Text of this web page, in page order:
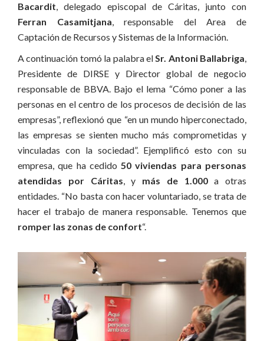
Bacardit, delegado episcopal de Cáritas, junto con
Ferran Casamitjana, responsable del Area de
Captación de Recursos y Sistemas de la Información.
A continuación tomó la palabra elSr. Antoni Ballabriga,
Presidente de DIRSE y Director global de negocio
responsable de BBVA. Bajo el lema “Cómo poner a las
personas en el centro de los procesos de decisión de las
empresas”, reflexionó que “en un mundo hiperconectado,
las empresas se sienten mucho más comprometidas y
vinculadas con la sociedad”. Ejemplificó esto con su
empresa, que ha cedido50 viviendas para personas
atendidas por Cáritas, y más de 1.000a otras
entidades. “No basta con hacer voluntariado, se trata de
hacer el trabajo de manera responsable. Tenemos que
romper las zonas de confort“.